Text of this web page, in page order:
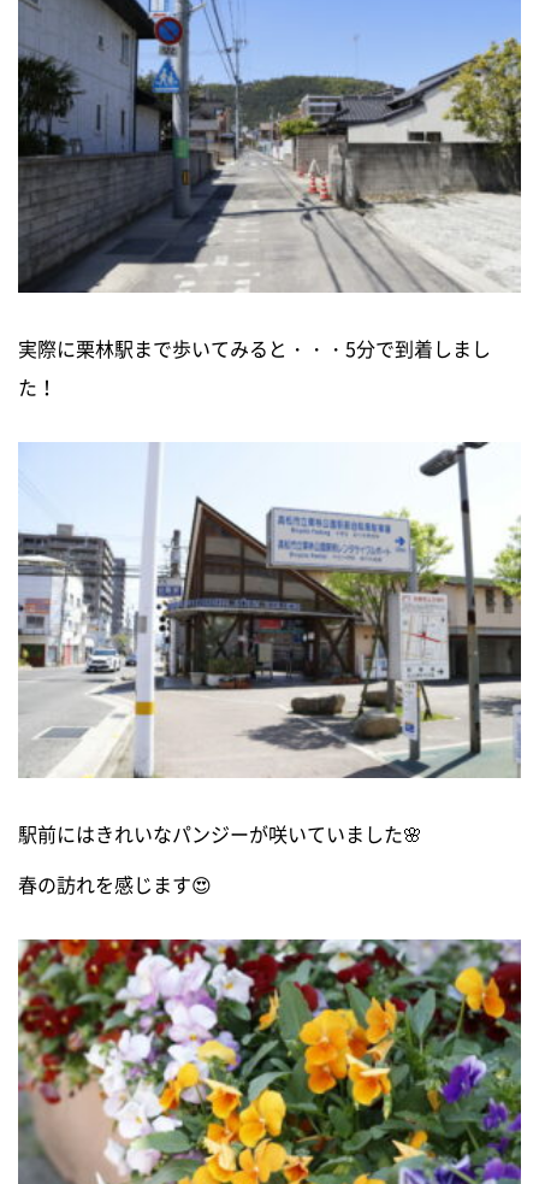
実際に栗林駅まで歩いてみると・・・5分で到着しまし
た！
駅前にはきれいなパンジーが咲いていました🌸
春の訪れを感じます😍